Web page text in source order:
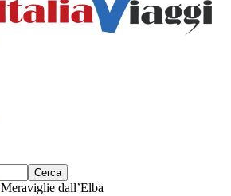
Meraviglie dall’Elba